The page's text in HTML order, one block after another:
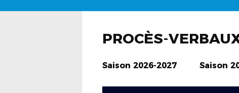
PROCÈS-
Saison 2026-2027 Saison